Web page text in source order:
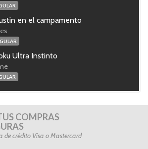
en el campamento
Ultra Instinto
COMPRAS
de crédito Visa o Mastercard